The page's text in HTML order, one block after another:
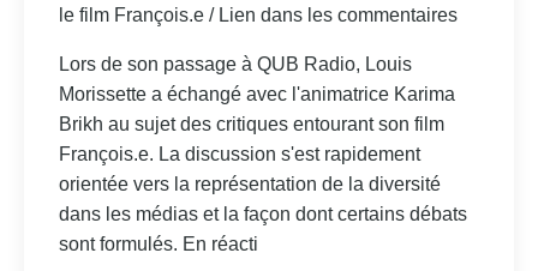
le film François.e / Lien dans les commentaires
Lors de son passage à QUB Radio, Louis
Morissette a échangé avec l'animatrice Karima
Brikh au sujet des critiques entourant son film
François.e. La discussion s'est rapidement
orientée vers la représentation de la diversité
dans les médias et la façon dont certains débats
sont formulés. En réacti